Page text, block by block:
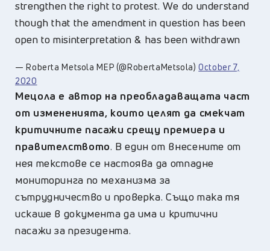
strengthen the right to protest. We do understand
though that the amendment in question has been
open to misinterpretation & has been withdrawn
— Roberta Metsola MEP (@RobertaMetsola)October 7,
2020
Мецола е автор на преобладаващата част
от измененията, които целят да смекчат
критичните пасажи срещу премиера и
правителството. В един от внесените от
нея текстове се настоява да отпадне
мониторинга по механизма за
сътрудничество и проверка. Също така тя
искаше в документа да има и критични
пасажи за президента.